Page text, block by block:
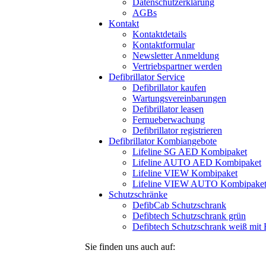
Datenschutzerklärung
AGBs
Kontakt
Kontaktdetails
Kontaktformular
Newsletter Anmeldung
Vertriebspartner werden
Defibrillator Service
Defibrillator kaufen
Wartungsvereinbarungen
Defibrillator leasen
Fernueberwachung
Defibrillator registrieren
Defibrillator Kombiangebote
Lifeline SG AED Kombipaket
Lifeline AUTO AED Kombipaket
Lifeline VIEW Kombipaket
Lifeline VIEW AUTO Kombipaket
Schutzschränke
DefibCab Schutzschrank
Defibtech Schutzschrank grün
Defibtech Schutzschrank weiß mit
Sie finden uns auch auf: